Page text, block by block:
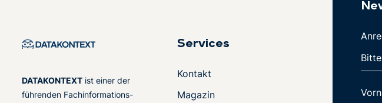
DATAKONTEXT ist einer der
führenden Fachinformations-
Services
Kontakt
Magazin